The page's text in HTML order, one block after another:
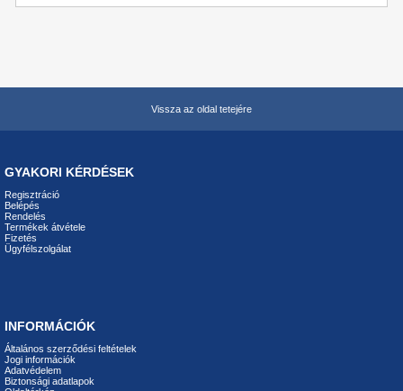
Vissza az oldal tetejére
GYAKORI KÉRDÉSEK
Regisztráció
Belépés
Rendelés
Termékek átvétele
Fizetés
Ügyfélszolgálat
INFORMÁCIÓK
Általános szerződési feltételek
Jogi információk
Adatvédelem
Biztonsági adatlapok